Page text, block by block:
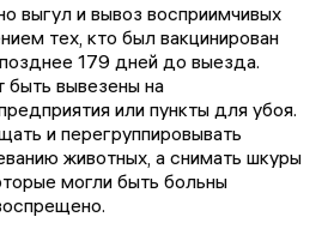
выгул и вывоз восприимчивых
тех, кто был вакцинирован
179 дней до выезда.
быть вывезены на
или пункты для убоя.
и перегруппировывать
животных, а снимать шкуры
могли быть больны